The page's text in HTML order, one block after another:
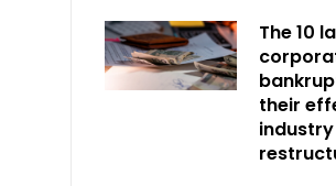
The 10
their
industry